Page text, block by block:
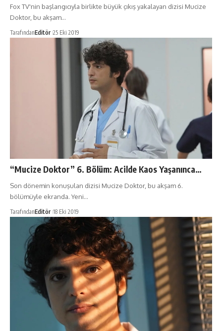
Fox TV'nin başlangıcıyla birlikte büyük çıkış yakalayan dizisi Mucize
Doktor, bu akşam…
TarafındanEditör 25 Eki 2019
“Mucize Doktor” 6. Bölüm: Acilde Kaos Yaşanınca…
Son dönemin konuşulan dizisi Mucize Doktor, bu akşam 6.
bölümüyle ekranda. Yeni…
TarafındanEditör 18 Eki 2019